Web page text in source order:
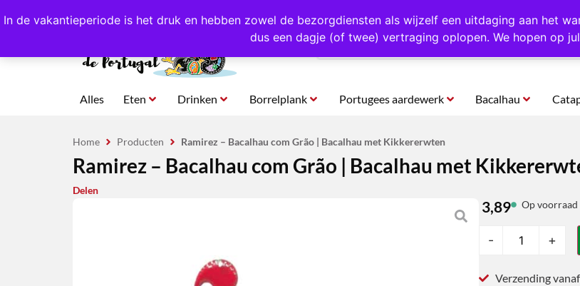
In de vakantieperiode is het druk en hebben zowel de bezorgdiensten als wijzelf een uitdaging aan het
dus een dagje (of twee) vertraging oplopen. We hopen op
4,8/5,0 sterren beoordeeld! Eigen import uit Portugal Altijd 1000 verschillende producten op voorraad
Alles Eten Drinken Borrelplank Portugees aardewerk Bacalhau
Home Producten Ramirez – Bacalhau com Grão | Bacalhau met Kikkererwten
Ramirez – Bacalhau com Grão | Bacalhau met
Delen
3,89 Op voorraad
- +
Verzending